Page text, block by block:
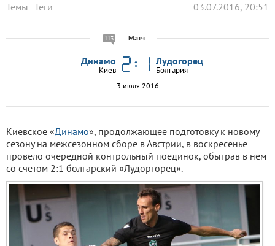
Темы Теги 03.07.2016, 20:51
113 Матч
Динамо
Киев
Лудогорец
Болгария
3 июля 2016
Киевское «Динамо», продолжающее подготовку к новому
сезону на межсезонном сборе в Австрии, в воскресенье
провело очередной контрольный поединок, обыграв в нем
со счетом 2:1 болгарский «Лудоргорец».